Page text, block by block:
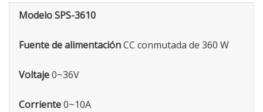
Modelo SPS-3610
Fuente de alimentaciónCC conmutada de 360 W
Voltaje0~36V
Corriente0~10A